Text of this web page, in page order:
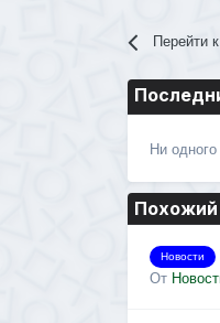
Перейти
Ни
Похожий
Новости
От